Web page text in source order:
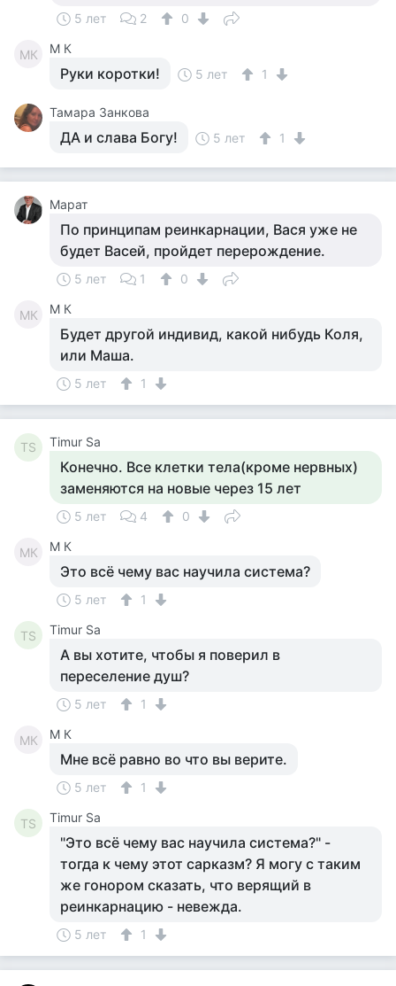
5 лет 2 0
MК M К
Руки коротки! 5 лет 1
Тамара Занкова
ДА и слава Богу! 5 лет 1
Марат
По принципам реинкарнации, Вася уже не
будет Васей, пройдет перерождение.
5 лет 1 0
MК M К
Будет другой индивид, какой нибудь Коля,
или Маша.
5 лет 1
TS Timur Sa
Конечно. Все клетки тела(кроме нервных)
заменяются на новые через 15 лет
5 лет 4 0
MК M К
Это всё чему вас научила система?
5 лет 1
TS Timur Sa
А вы хотите, чтобы я поверил в
переселение душ?
5 лет 1
MК M К
Мне всё равно во что вы верите.
5 лет 1
TS Timur Sa
"Это всё чему вас научила система?" -
тогда к чему этот сарказм? Я могу с таким
же гонором сказать, что верящий в
реинкарнацию - невежда.
5 лет 1